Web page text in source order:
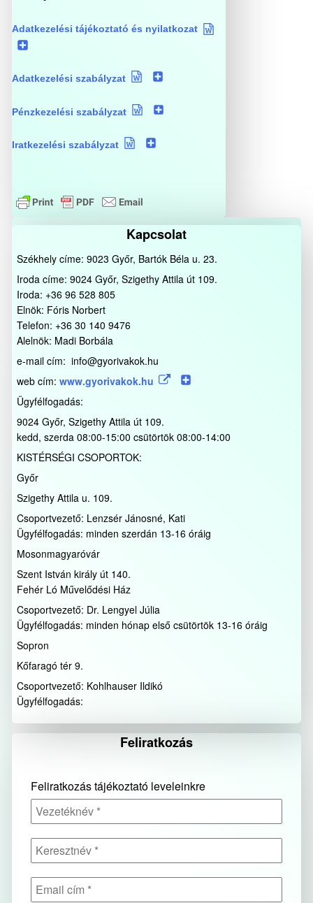
Adatkezelési tájékoztató és nyilatkozat
Adatkezelési szabályzat
Pénzkezelési szabályzat
Iratkezelési szabályzat
Kapcsolat
Székhely címe: 9023 Győr, Bartók Béla u. 23.
Iroda címe: 9024 Győr, Szigethy Attila út 109.
Iroda: +36 96 528 805
Elnök: Fóris Norbert
Telefon: +36 30 140 9476
Alelnök: Madi Borbála
e-mail cím: info@gyorivakok.hu
web cím: www.gyorivakok.hu
Ügyfélfogadás:
9024 Győr, Szigethy Attila út 109.
kedd, szerda 08:00-15:00 csütörtök 08:00-14:00
KISTÉRSÉGI CSOPORTOK:
Győr
Szigethy Attila u. 109.
Csoportvezető: Lenzsér Jánosné, Kati
Ügyfélfogadás: minden szerdán 13-16 óráig
Mosonmagyaróvár
Szent István király út 140.
Fehér Ló Művelődési Ház
Csoportvezető: Dr. Lengyel Júlia
Ügyfélfogadás: minden hónap első csütörtök 13-16 óráig
Sopron
Kőfaragó tér 9.
Csoportvezető: Kohlhauser Ildikó
Ügyfélfogadás:
Feliratkozás
Feliratkozás tájékoztató leveleinkre